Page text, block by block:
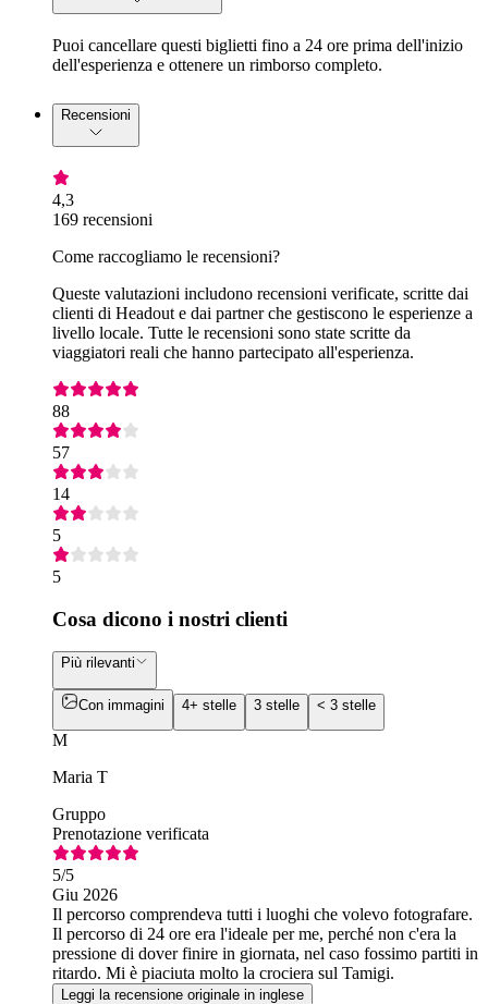
Puoi cancellare questi biglietti fino a 24 ore prima dell'inizio
dell'esperienza e ottenere un rimborso completo.
Recensioni
4,3
169 recensioni
Come raccogliamo le recensioni?
Queste valutazioni includono recensioni verificate, scritte dai
clienti di Headout e dai partner che gestiscono le esperienze a
livello locale. Tutte le recensioni sono state scritte da
viaggiatori reali che hanno partecipato all'esperienza.
88
57
14
5
5
Cosa dicono i nostri clienti
Più rilevanti
Con immagini 4+ stelle 3 stelle < 3 stelle
M
Maria T
Gruppo
Prenotazione verificata
5/5
Giu 2026
Il percorso comprendeva tutti i luoghi che volevo fotografare.
Il percorso di 24 ore era l'ideale per me, perché non c'era la
pressione di dover finire in giornata, nel caso fossimo partiti in
ritardo. Mi è piaciuta molto la crociera sul Tamigi.
Leggi la recensione originale in inglese